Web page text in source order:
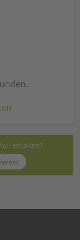
erhalten?